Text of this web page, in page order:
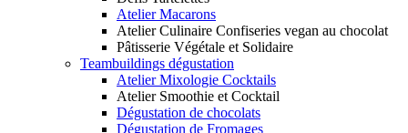
Atelier Macarons
Atelier Culinaire Confiseries vegan au chocolat
Pâtisserie Végétale et Solidaire
Teambuildings dégustation
Atelier Mixologie Cocktails
Atelier Smoothie et Cocktail
Dégustation de chocolats
Dégustation de Fromages